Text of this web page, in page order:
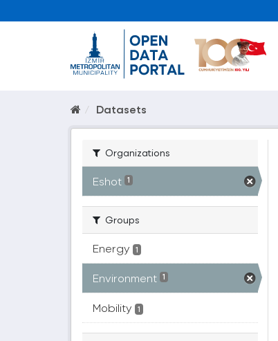
Datasets
Organizations
Eshot 1
Groups
Energy 1
Environment 1
Mobility 1